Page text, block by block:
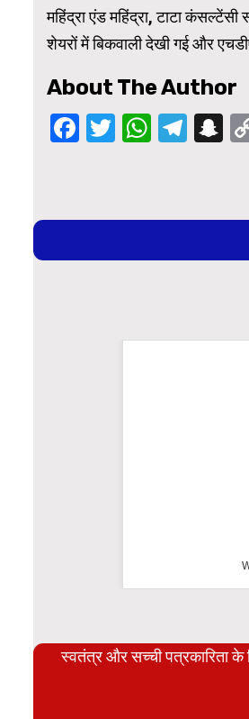
महिंद्रा एंड महिंद्रा, टाटा
शेयरों में बिकवाली देखी गई और
About The Author
Facebook
Twitter
Reading
स्वतंत्र और सच्ची पत्रकारिता